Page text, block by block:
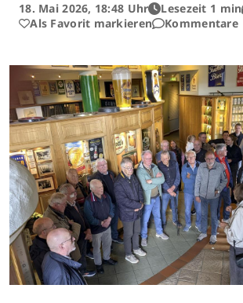
18. Mai 2026, 18:48 Uhr Lesezeit 1 min
Als Favorit markieren
Kommentare